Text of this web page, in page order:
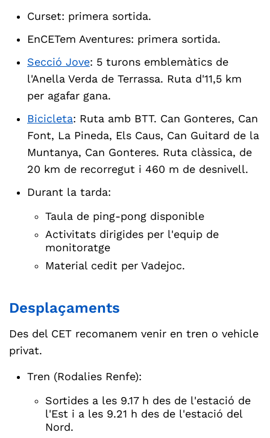
Curset: primera sortida.
EnCETem Aventures: primera sortida.
Secció Jove: 5 turons emblemàtics de
l'Anella Verda de Terrassa. Ruta d'11,5 km
per agafar gana.
Bicicleta: Ruta amb BTT. Can Gonteres, Can
Font, La Pineda, Els Caus, Can Guitard de la
Muntanya, Can Gonteres. Ruta clàssica, de
20 km de recorregut i 460 m de desnivell.
Durant la tarda:
Taula de ping-pong disponible
Activitats dirigides per l'equip de
monitoratge
Material cedit per Vadejoc.
Desplaçaments
Des del CET recomanem venir en tren o vehicle
privat.
Tren (Rodalies Renfe):
Sortides a les 9.17 h des de l'estació de
l'Est i a les 9.21 h des de l'estació del
Nord.